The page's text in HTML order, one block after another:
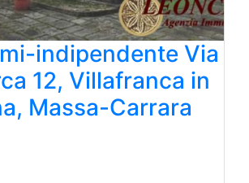
indipendente Via
12, Villafranca in
Massa-Carrara